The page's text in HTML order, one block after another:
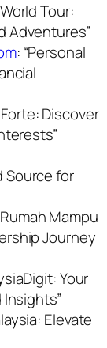
Tour:
Adventures”
: “Personal
Discover
Source for
Mampu
Journey
Your
Elevate